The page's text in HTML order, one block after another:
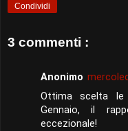
Condividi
3 commenti :
Anonimo
Ottima scelta
Gennaio, il
eccezionale!